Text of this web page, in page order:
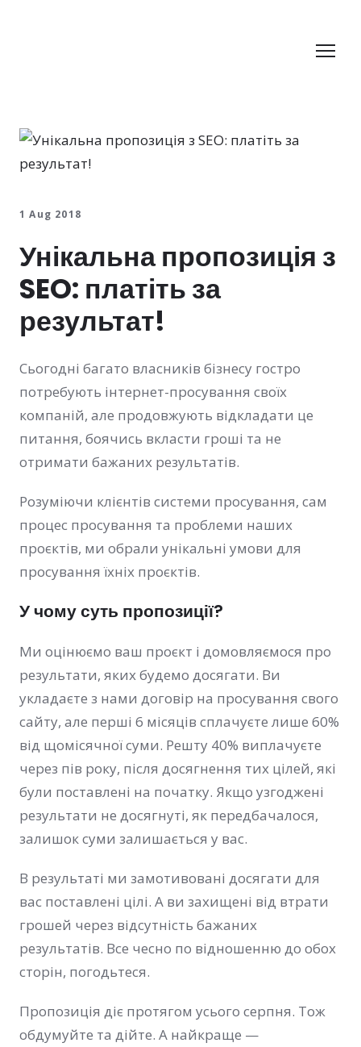
1 Aug 2018
Унікальна пропозиція з
SEO: платіть за
результат!
Сьогодні багато власників бізнесу гостро
потребують інтернет-просування своїх
компаній, але продовжують відкладати це
питання, боячись вкласти гроші та не
отримати бажаних результатів.
Розуміючи клієнтів системи просування, сам
процес просування та проблеми наших
проєктів, ми обрали унікальні умови для
просування їхніх проєктів.
У чому суть пропозиції?
Ми оцінюємо ваш проєкт і домовляємося про
результати, яких будемо досягати. Ви
укладаєте з нами договір на просування свого
сайту, але перші 6 місяців сплачуєте лише 60%
від щомісячної суми. Решту 40% виплачуєте
через пів року, після досягнення тих цілей, які
були поставлені на початку. Якщо узгоджені
результати не досягнуті, як передбачалося,
залишок суми залишається у вас.
В результаті ми замотивовані досягати для
вас поставлені цілі. А ви захищені від втрати
грошей через відсутність бажаних
результатів. Все чесно по відношенню до обох
сторін, погодьтеся.
Пропозиція діє протягом усього серпня. Тож
обдумуйте та дійте. А найкраще —